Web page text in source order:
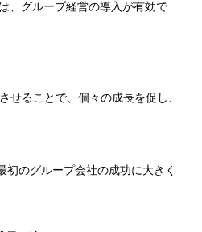
、グループ経営の導入が有効で
せることで、個々の成長を促し、
初のグループ会社の成功に大きく